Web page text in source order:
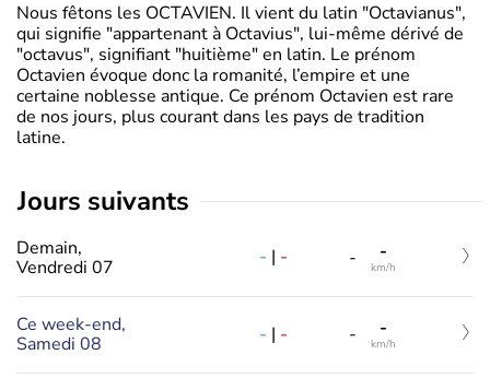
Nous fêtons les OCTAVIEN. Il vient du latin "Octavianus",
qui signifie "appartenant à Octavius", lui-même dérivé de
"octavus", signifiant "huitième" en latin. Le prénom
Octavien évoque donc la romanité, l’empire et une
certaine noblesse antique. Ce prénom Octavien est rare
de nos jours, plus courant dans les pays de tradition
latine.
jours suivants
Demain,
Vendredi 07
- | - - -
km/h
Ce week-end,
Samedi 08
- | - - -
km/h